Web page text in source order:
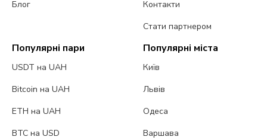
Блог
Контакти
Стати партнером
Популярні пари
USDT на UAH
Bitcoin на UAH
ETH на UAH
BTC на USD
Популярні міста
Київ
Львів
Одеса
Варшава